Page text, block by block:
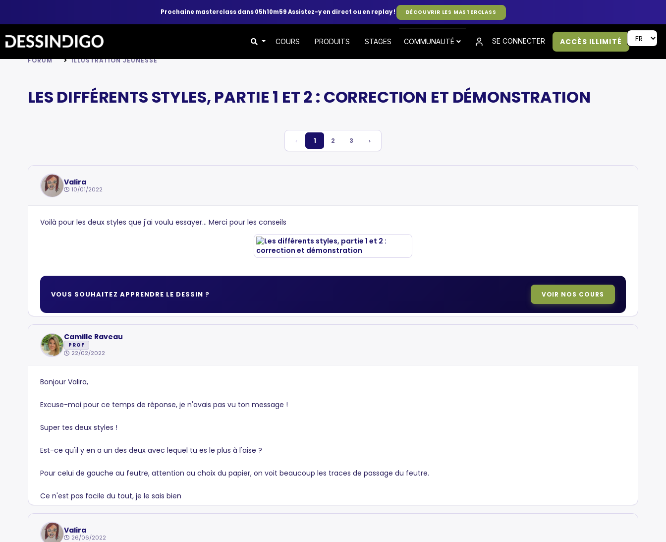
Prochaine masterclass dans 05h10m58Assistez-y en direct ou en replay ! DÉCOUVRIR LES MASTERCLASS
COURS PRODUITS STAGES COMMUNAUTÉ SE CONNECTER ACCÈS ILLIMITÉ
FORUM ILLUSTRATION JEUNESSE
LES DIFFÉRENTS STYLES, PARTIE 1 ET 2 : CORRECTION ET DÉMONSTRATION
‹ 1 2 3 ›
Valira
10/01/2022
Voilà pour les deux styles que j'ai voulu essayer... Merci pour les conseils
VOUS SOUHAITEZ APPRENDRE LE DESSIN ? VOIR NOS COURS
Camille Raveau
PROF
22/02/2022
Bonjour Valira,
Excuse-moi pour ce temps de réponse, je n'avais pas vu ton message !
Super tes deux styles !
Est-ce qu'il y en a un des deux avec lequel tu es le plus à l'aise ?
Pour celui de gauche au feutre, attention au choix du papier, on voit beaucoup les traces de passage du feutre.
Ce n'est pas facile du tout, je le sais bien
Valira
26/06/2022